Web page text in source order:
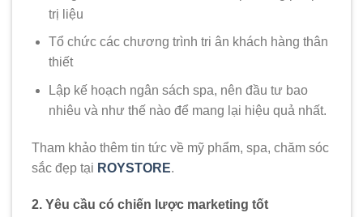
trị liệu
Tổ chức các chương trình tri ân khách hàng thân
thiết
Lập kế hoạch ngân sách spa, nên đầu tư bao
nhiêu và như thế nào để mang lại hiệu quả nhất.
Tham khảo thêm tin tức về mỹ phẩm, spa, chăm sóc
sắc đẹp tại ROYSTORE.
2. Yêu cầu có chiến lược marketing tốt